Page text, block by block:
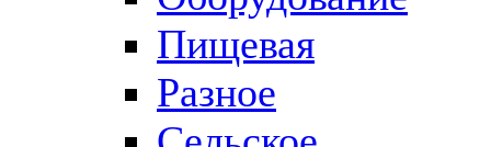
Пищевая
Разное